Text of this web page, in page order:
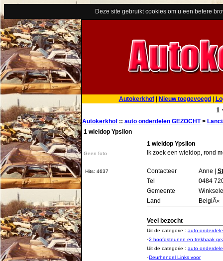
Deze site gebruikt cookies om u een betere
Autokerkhof| Nieuw toegevoegd
1
Autokerkhof :: auto onderdelen GEZOCHT >
1 wieldop Ypsilon
Geen foto
Hits: 4637
1 wieldop Ypsilon
Ik zoek een wieldop, rond
Contacteer Anne |
Tel
0484
Gemeente
Winksele
Land
BelgiÃ«
Veel bezocht
Uit de categorie : auto
·2 hoofdsteunen en trekhaak
Uit de categorie : auto
·Deurhendel Links voor